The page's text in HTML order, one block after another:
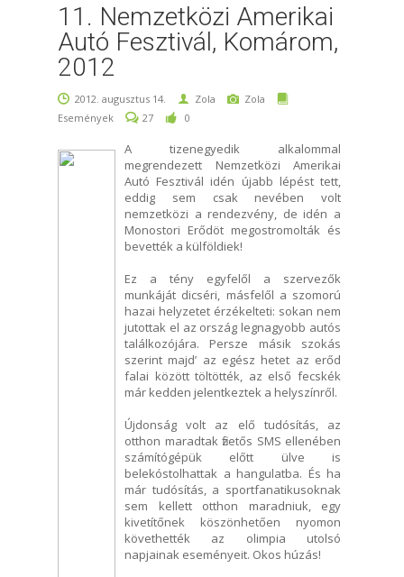
11. Nemzetközi Amerikai
Autó Fesztivál, Komárom,
2012
2012. augusztus 14. Zola
Zola
Események
27 0
A tizenegyedik alkalommal
megrendezett Nemzetközi Amerikai
Autó Fesztivál idén újabb lépést tett,
eddig sem csak nevében volt
nemzetközi a rendezvény, de idén a
Monostori Erődöt megostromolták és
bevették a külföldiek!
Ez a tény egyfelől a szervezők
munkáját dicséri, másfelől a szomorú
hazai helyzetet érzékelteti: sokan nem
jutottak el az ország legnagyobb autós
találkozójára. Persze másik szokás
szerint majd’ az egész hetet az erőd
falai között töltötték, az első fecskék
már kedden jelentkeztek a helyszínről.
Újdonság volt az elő tudósítás, az
otthon maradtak fizetős SMS ellenében
számítógépük előtt ülve is
belekóstolhattak a hangulatba. És ha
már tudósítás, a sportfanatikusoknak
sem kellett otthon maradniuk, egy
kivetítőnek köszönhetően nyomon
követhették az olimpia utolsó
napjainak eseményeit. Okos húzás!